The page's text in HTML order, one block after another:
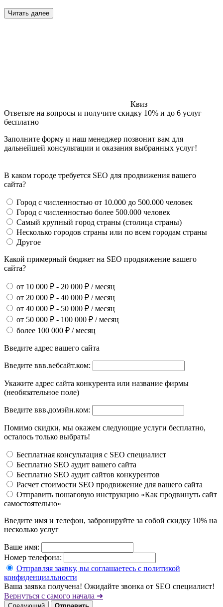
Читать далее
Квиз
Ответьте на вопросы и получите скидку 10% и до 6 услуг
бесплатно
Заполните форму и наш менеджер позвонит вам для
дальнейшей консультации и оказания выбранных услуг!
В каком городе требуется SEO для продвижения вашего
сайта?
Город с численностью от 10.000 до 500.000 человек
Город с численностью более 500.000 человек
Самый крупный город страны (столица страны)
Несколько городов страны или по всем городам страны
Другое
Какой примерный бюджет на SEO продвижение вашего
сайта?
от 10 000 ₽ - 20 000 ₽ / месяц
от 20 000 ₽ - 40 000 ₽ / месяц
от 40 000 ₽ - 50 000 ₽ / месяц
от 50 000 ₽ - 100 000 ₽ / месяц
более 100 000 ₽ / месяц
Введите адрес вашего сайта
Введите ввв.вебсайт.ком:
Укажите адрес сайта конкурента или название фирмы
(необязательное поле)
Введите ввв.домэйн.ком:
Помимо скидки, мы окажем следующие услуги бесплатно,
осталось только выбрать!
Бесплатная консультация с SEO специалист
Бесплатно SEO аудит вашего сайта
Бесплатно SEO аудит сайтов конкурентов
Расчет стоимости SEO продвижение для вашего сайта
Отправить пошаговую инструкцию «Как продвинуть сайт
самостоятельно»
Введите имя и телефон, забронируйте за собой скидку 10% на
несколько услуг
Ваше имя:
Номер телефона:
Отправляя заявку, вы соглашаетесь с политикой
конфиденциальности
Ваша заявка получена! Ожидайте звонка от SEO специалист!
Вернуться с самого начала ➜